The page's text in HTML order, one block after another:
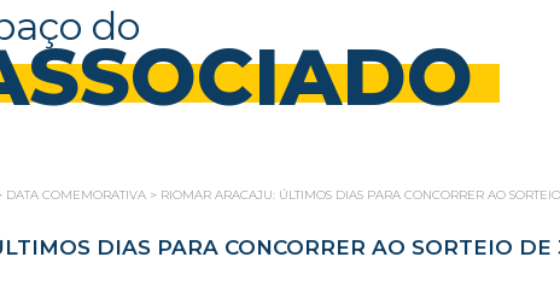
do
DATA COMEMORATIVA > RIOMAR ARACAJU: ÚLTIMOS DIAS PARA CONCORRER AO
DIAS PARA CONCORRER AO SORTEIO